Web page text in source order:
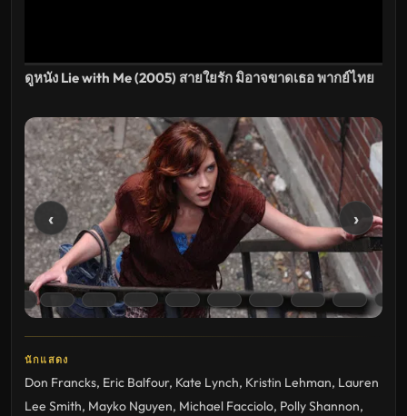
ดูหนัง Lie with Me (2005) สายใยรัก มิอาจขาดเธอ พากย์ไทย
‹ ›
นักแสดง
Don Francks, Eric Balfour, Kate Lynch, Kristin Lehman, Lauren
Lee Smith, Mayko Nguyen, Michael Facciolo, Polly Shannon,